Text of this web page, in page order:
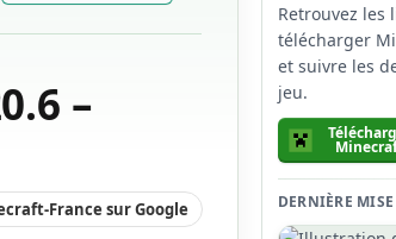
–
France sur Google
Retrouvez les
télécharger
et suivre les
jeu.
DERNIÈRE